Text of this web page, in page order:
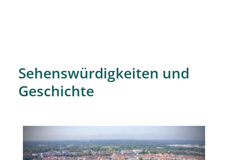
Sehenswürdigkeiten und
Geschichte